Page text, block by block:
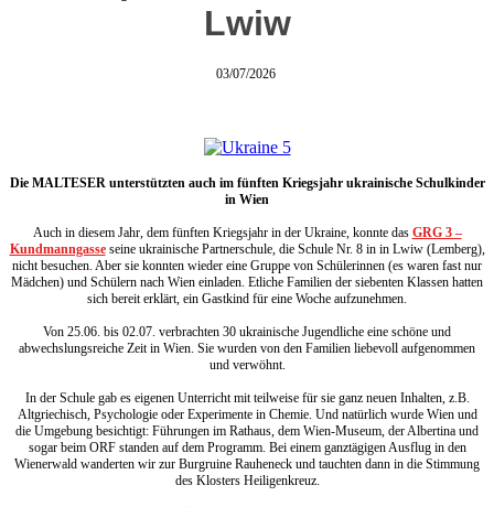
Lwiw
03/07/2026
Die MALTESER unterstützten auch im fünften Kriegsjahr ukrainische Schulkinder
in Wien
Auch in diesem Jahr, dem fünften Kriegsjahr in der Ukraine, konnte das GRG 3 –
Kundmanngasseseine ukrainische Partnerschule, die Schule Nr. 8 in in Lwiw (Lemberg),
nicht besuchen. Aber sie konnten wieder eine Gruppe von Schülerinnen (es waren fast nur
Mädchen) und Schülern nach Wien einladen. Etliche Familien der siebenten Klassen hatten
sich bereit erklärt, ein Gastkind für eine Woche aufzunehmen.
Von 25.06. bis 02.07. verbrachten 30 ukrainische Jugendliche eine schöne und
abwechslungsreiche Zeit in Wien. Sie wurden von den Familien liebevoll aufgenommen
und verwöhnt.
In der Schule gab es eigenen Unterricht mit teilweise für sie ganz neuen Inhalten, z.B.
Altgriechisch, Psychologie oder Experimente in Chemie. Und natürlich wurde Wien und
die Umgebung besichtigt: Führungen im Rathaus, dem Wien-Museum, der Albertina und
sogar beim ORF standen auf dem Programm. Bei einem ganztägigen Ausflug in den
Wienerwald wanderten wir zur Burgruine Rauheneck und tauchten dann in die Stimmung
des Klosters Heiligenkreuz.